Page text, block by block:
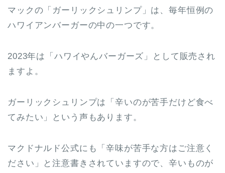
マックの「ガーリックシュリンプ」は、毎年恒例の
ハワイアンバーガーの中の一つです。
2023年は「ハワイやんバーガーズ」として販売され
ますよ。
ガーリックシュリンプは「辛いのが苦手だけど食べ
てみたい」という声もあります。
マクドナルド公式にも「辛味が苦手な方はご注意く
ださい」と注意書きされていますので、辛いものが